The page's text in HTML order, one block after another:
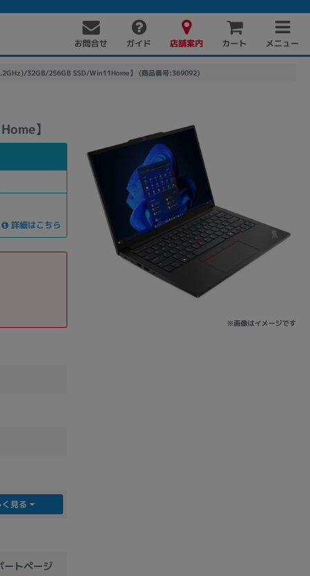
お問合せ ガイド 店舗案内 カート メニュー
32GB/256GB SSD/Win11Home】 (商品番号:369092)
】
※画像はイメージです
詳細はこちら
見る
トページ